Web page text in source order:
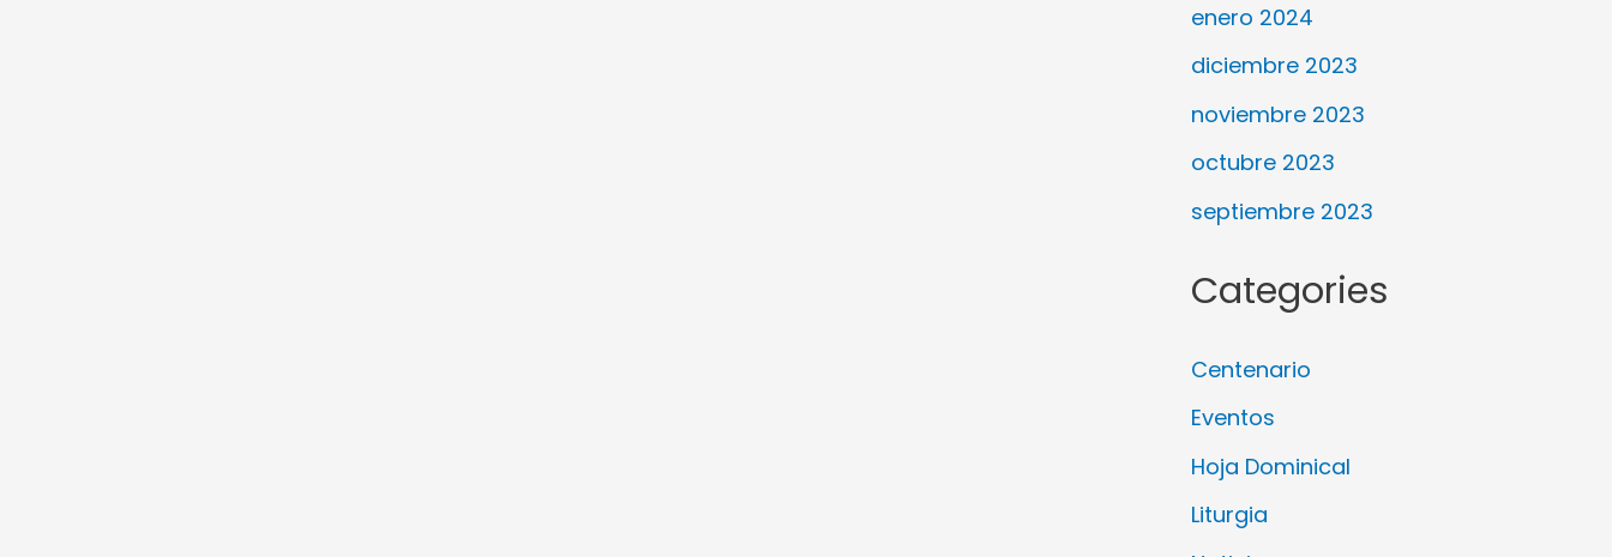
enero 2024
diciembre 2023
noviembre 2023
octubre 2023
septiembre 2023
Categories
Centenario
Eventos
Hoja Dominical
Liturgia